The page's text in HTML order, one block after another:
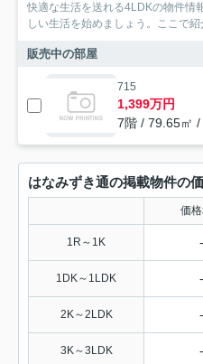
快適な生活を送れる4LDKの物件情
しい生活を始めましょう。ここで
販売中の部屋
715
1,399万円
7階 / 79.65㎡ /
はなみずき通の掲載物件の
価
1R～1K -
1DK～1LDK -
2K～2LDK -
3K～3LDK -